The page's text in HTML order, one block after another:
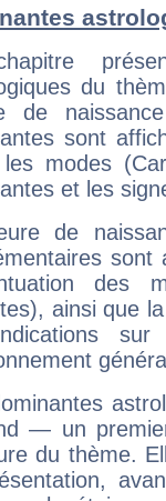
du
de
sont
modes
et les
de
sont
des
ainsi que
sur
— un
du thème.